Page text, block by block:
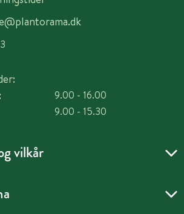
9.00 - 16.00
9.00 - 15.30
vilkår